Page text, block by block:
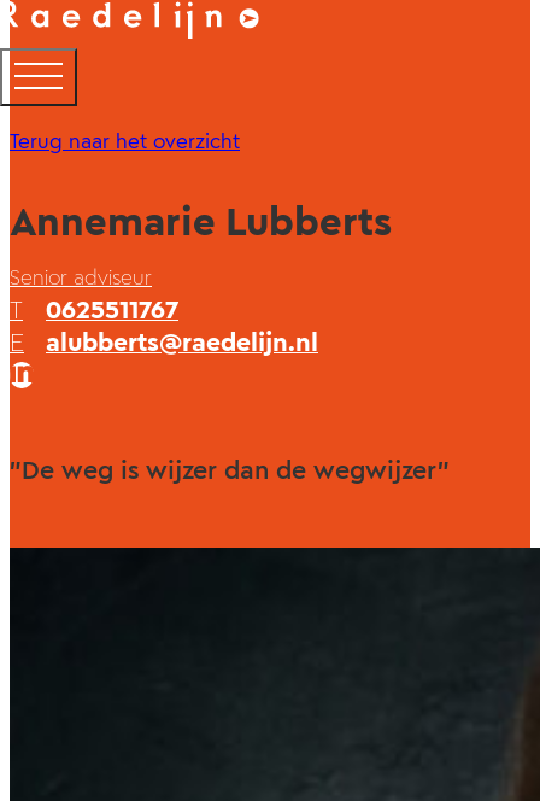
Terug naar het overzicht
Annemarie Lubberts
Senior adviseur
T 0625511767
E alubberts@raedelijn.nl
"De weg is wijzer dan de wegwijzer"